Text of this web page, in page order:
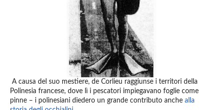
A causa del suo mestiere, de Corlieu raggiunse i territori della
Polinesia francese, dove lì i pescatori impiegavano foglie come
pinne – i polinesiani diedero un grande contributo anche alla